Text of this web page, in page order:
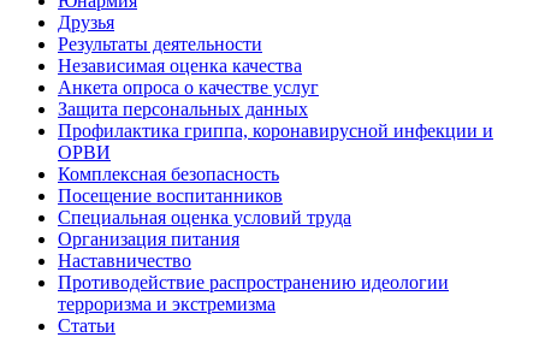
Друзья
Результаты деятельности
Независимая оценка качества
Анкета опроса о качестве услуг
Защита персональных данных
Профилактика гриппа, коронавирусной инфекции и
ОРВИ
Комплексная безопасность
Посещение воспитанников
Специальная оценка условий труда
Организация питания
Наставничество
Противодействие распространению идеологии
терроризма и экстремизма
Статьи